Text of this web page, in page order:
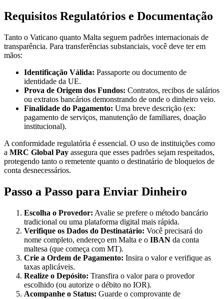
Requisitos Regulatórios e Documentação
Tanto o Vaticano quanto Malta seguem padrões internacionais de
transparência. Para transferências substanciais, você deve ter em
mãos:
Identificação Válida: Passaporte ou documento de
identidade da UE.
Prova de Origem dos Fundos: Contratos, recibos de salários
ou extratos bancários demonstrando de onde o dinheiro veio.
Finalidade do Pagamento: Uma breve descrição (ex:
pagamento de serviços, manutenção de familiares, doação
institucional).
A conformidade regulatória é essencial. O uso de instituições como
a MRC Global Pay assegura que esses padrões sejam respeitados,
protegendo tanto o remetente quanto o destinatário de bloqueios de
conta desnecessários.
Passo a Passo para Enviar Dinheiro
Escolha o Provedor: Avalie se prefere o método bancário
tradicional ou uma plataforma digital mais rápida.
Verifique os Dados do Destinatário: Você precisará do
nome completo, endereço em Malta e o IBAN da conta
maltesa (que começa com MT).
Crie a Ordem de Pagamento: Insira o valor e verifique as
taxas aplicáveis.
Realize o Depósito: Transfira o valor para o provedor
escolhido (ou autorize o débito no IOR).
Acompanhe o Status: Guarde o comprovante de